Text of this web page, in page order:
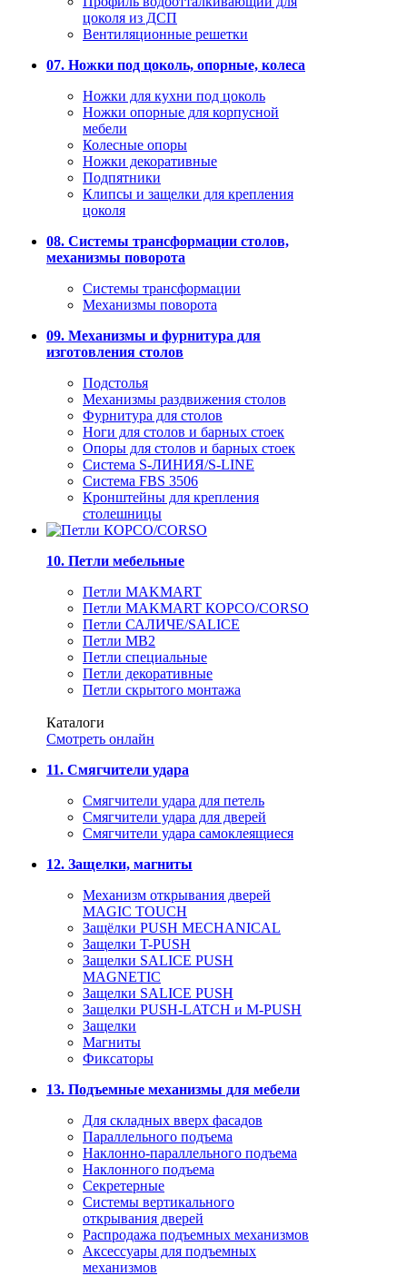
цоколя из ДСП
Вентиляционные решетки
07. Ножки под цоколь, опорные, колеса
Ножки для кухни под цоколь
Ножки опорные для корпусной
мебели
Колесные опоры
Ножки декоративные
Подпятники
Клипсы и защелки для крепления
цоколя
08. Системы трансформации столов,
механизмы поворота
Системы трансформации
Механизмы поворота
09. Механизмы и фурнитура для
изготовления столов
Подстолья
Механизмы раздвижения столов
Фурнитура для столов
Ноги для столов и барных стоек
Опоры для столов и барных стоек
Система S-ЛИНИЯ/S-LINE
Система FBS 3506
Кронштейны для крепления
столешницы
10. Петли мебельные
Петли MAKMART
Петли MAKMART КОРСО/CORSO
Петли САЛИЧЕ/SALICE
Петли MB2
Петли специальные
Петли декоративные
Петли скрытого монтажа
Каталоги
Смотреть онлайн
11. Смягчители удара
Смягчители удара для петель
Смягчители удара для дверей
Cмягчители удара самоклеящиеся
12. Защелки, магниты
Механизм открывания дверей
MAGIC TOUCH
Защёлки PUSH MECHANICAL
Защелки T-PUSH
Защелки SALICE PUSH
MAGNETIC
Защелки SALICE PUSH
Защелки PUSH-LATCH и M-PUSH
Защелки
Магниты
Фиксаторы
13. Подъемные механизмы для мебели
Для складных вверх фасадов
Параллельного подъема
Наклонно-параллельного подъема
Наклонного подъема
Секретерные
Системы вертикального
открывания дверей
Распродажа подъемных механизмов
Аксессуары для подъемных
механизмов